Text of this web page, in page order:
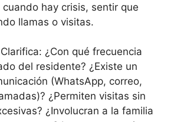
hay crisis, sentir que
llamas o visitas.
Clarifica: ¿Con qué frecuencia
del residente? ¿Existe un
(WhatsApp, correo,
¿Permiten visitas sin
¿Involucran a la familia